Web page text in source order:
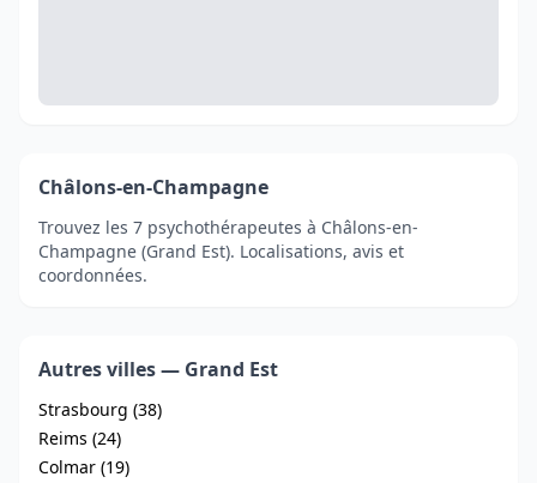
Châlons-en-Champagne
Trouvez les 7 psychothérapeutes à Châlons-en-
Champagne (Grand Est). Localisations, avis et
coordonnées.
Autres villes — Grand Est
Strasbourg (38)
Reims (24)
Colmar (19)